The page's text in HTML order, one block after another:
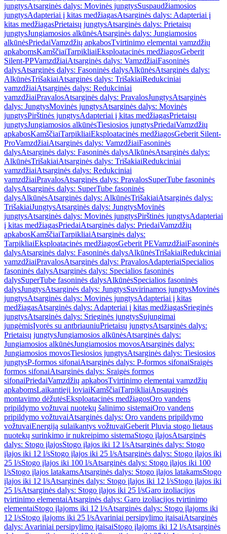
jungtysAtsarginės dalys: Movinės jungtysSuspaudžiamosios
jungtysAdapteriai į kitas medžiagasAtsarginės dalys: Adapteriai į
kitas medžiagasPrietaisų jungtysAtsarginės dalys: Prietaisų
jungtysJungiamosios alkūnėsAtsarginės dalys: Jungiamosios
alkūnėsPriedaiVamzdžių apkabosTvirtinimo elementai vamzdžių
apkabomsKamščiaiTarpikliaiEksploatacinės medžiagosGeberit
Silent-PPVamzdžiaiAtsarginės dalys: VamzdžiaiFasoninės
dalysAtsarginės dalys: Fasoninės dalysAlkūnėsAtsarginės dalys:
AlkūnėsTrišakiaiAtsarginės dalys: TrišakiaiRedukciniai
vamzdžiaiAtsarginės dalys: Redukciniai
vamzdžiaiPravalosAtsarginės dalys: PravalosJungtysAtsarginės
dalys: JungtysMovinės jungtysAtsarginės dalys: Movinės
jungtysPirštinės jungtysAdapteriai į kitas medžiagasPrietaisų
jungtysJungiamosios alkūnėsTiesiosios jungtysPriedaiVamzdžių
apkabosKamščiaiTarpikliaiEksploatacinės medžiagosGeberit Silent-
ProVamzdžiaiAtsarginės dalys: VamzdžiaiFasoninės
dalysAtsarginės dalys: Fasoninės dalysAlkūnėsAtsarginės dalys:
AlkūnėsTrišakiaiAtsarginės dalys: TrišakiaiRedukciniai
vamzdžiaiAtsarginės dalys: Redukciniai
vamzdžiaiPravalosAtsarginės dalys: PravalosSuperTube fasoninės
dalysAtsarginės dalys: SuperTube fasoninės
dalysAlkūnėsAtsarginės dalys: AlkūnėsTrišakiaiAtsarginės dalys:
TrišakiaiJungtysAtsarginės dalys: JungtysMovinės
jungtysAtsarginės dalys: Movinės jungtysPirštinės jungtysAdapteriai
į kitas medžiagasPriedaiAtsarginės dalys: PriedaiVamzdžių
apkabosKamščiaiTarpikliaiAtsarginės dalys:
TarpikliaiEksploatacinės medžiagosGeberit PEVamzdžiaiFasoninės
dalysAtsarginės dalys: Fasoninės dalysAlkūnėsTrišakiaiRedukciniai
vamzdžiaiPravalosAtsarginės dalys: PravalosAdapteriaiSpecialios
fasoninės dalysAtsarginės dalys: Specialios fasoninės
dalysSuperTube fasoninės dalysAlkūnėsSpecialios fasoninės
dalysJungtysAtsarginės dalys: JungtysSuvirinamos jungtysMovinės
jungtysAtsarginės dalys: Movinės jungtysAdapteriai į kitas
medžiagasAtsarginės dalys: Adapteriai į kitas medžiagasSrieginės
jungtysAtsarginės dalys: Srieginės jungtysSujungimai
jungėmisĮvorės su antbriauniuPrietaisų jungtysAtsarginės dalys:
Prietaisų jungtysJungiamosios alkūnėsAtsarginės dalys:
Jungiamosios alkūnėsJungiamosios movosAtsarginės dalys:
Jungiamosios movosTiesiosios jungtysAtsarginės dalys: Tiesiosios
jungtysP-formos sifonaiAtsarginės dalys: P-formos sifonaiSraigės
formos sifonaiAtsarginės dalys: Sraigės formos
sifonaiPriedaiVamzdžių apkabosTvirtinimo elementai vamzdžių
apkabomsLaikantieji loviaiKamščiaiTarpikliaiApsauginės
montavimo dėžutėsEksploatacinės medžiagosOro vandens
pripildymo vožtuvai nuotekų šalinimo sistemaiOro vandens
pripildymo vožtuvaiAtsarginės dalys: Oro vandens pripildymo
vožtuvaiEnergiją sulaikantys vožtuvaiGeberit Pluvia stogo lietaus
nuotekų surinkimo ir nukreipimo sistemaStogo įlajosAtsarginės
dalys: Stogo įlajosStogo įlajos iki 12 l/sAtsarginės dalys: Stogo
įlajos iki 12 l/sStogo įlajos iki 25 l/sAtsarginės dalys: Stogo įlajos iki
25 l/sStogo įlajos iki 100 l/sAtsarginės dalys: Stogo įlajos iki 100
l/sStogo įlajos latakamsAtsarginės dalys: Stogo įlajos latakamsStogo
įlajos iki 12 l/sAtsarginės dalys: Stogo įlajos iki 12 l/sStogo įlajos iki
25 l/sAtsarginės dalys: Stogo įlajos iki 25 l/sGaro izoliacijos
tvirtinimo elementaiAtsarginės dalys: Garo izoliacijos tvirtinimo
elementaiStogo įlajoms iki 12 l/sAtsarginės dalys: Stogo įlajoms iki
12 l/sStogo įlajoms iki 25 l/sAvariniai persipylimo įtaisaiAtsarginės
dalys: Avariniai persipylimo įtaisaiStogo įlajoms iki 12 l/sAtsarginės